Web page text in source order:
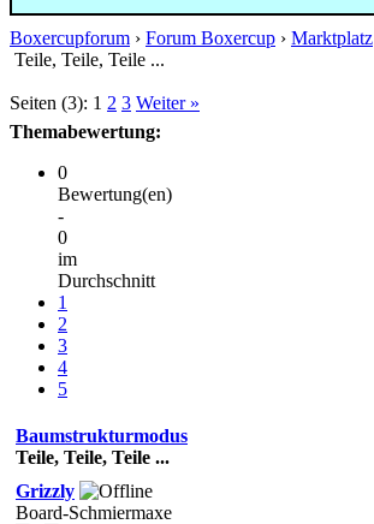
Boxercupforum › Forum Boxercup › Marktplatz
Teile, Teile, Teile ...
Seiten (3): 1 2 3 Weiter »
Themabewertung:
0
Bewertung(en)
-
0
im
Durchschnitt
1
2
3
4
5
Baumstrukturmodus
Teile, Teile, Teile ...
Grizzly
Board-Schmiermaxe